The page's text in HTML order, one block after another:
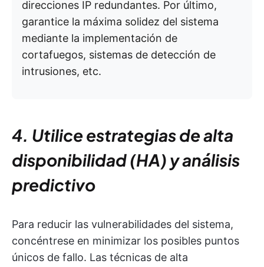
direcciones IP redundantes. Por último,
garantice la máxima solidez del sistema
mediante la implementación de
cortafuegos, sistemas de detección de
intrusiones, etc.
4. Utilice estrategias de alta
disponibilidad (HA) y análisis
predictivo
Para reducir las vulnerabilidades del sistema,
concéntrese en minimizar los posibles puntos
únicos de fallo. Las técnicas de alta